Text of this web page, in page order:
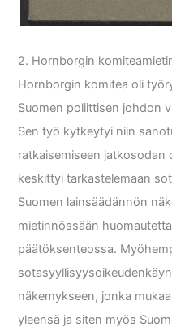
2. Hornborgin
Hornborgin komitea oli
Suomen poliittisen johdon
Sen työ kytkeytyi niin
ratkaisemiseen jatkosodan
keskittyi tarkastelemaan
Suomen lainsäädännön
mietinnössään
päätöksenteossa.
näkemykseen, jonka
yleensä ja siten myös